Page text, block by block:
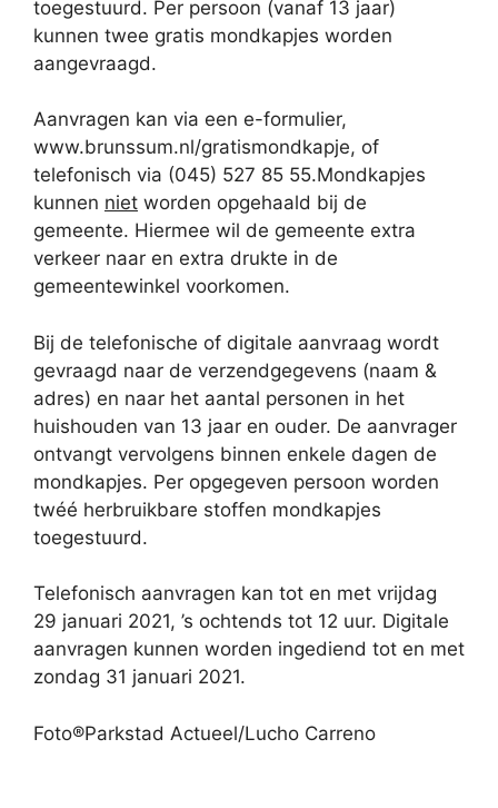
toegestuurd. Per persoon (vanaf 13 jaar)
kunnen twee gratis mondkapjes worden
aangevraagd.
Aanvragen kan via een e-formulier,
www.brunssum.nl/gratismondkapje, of
telefonisch via (045) 527 85 55.Mondkapjes
kunnen niet worden opgehaald bij de
gemeente. Hiermee wil de gemeente extra
verkeer naar en extra drukte in de
gemeentewinkel voorkomen.
Bij de telefonische of digitale aanvraag wordt
gevraagd naar de verzendgegevens (naam &
adres) en naar het aantal personen in het
huishouden van 13 jaar en ouder. De aanvrager
ontvangt vervolgens binnen enkele dagen de
mondkapjes. Per opgegeven persoon worden
twéé herbruikbare stoffen mondkapjes
toegestuurd.
Telefonisch aanvragen kan tot en met vrijdag
29 januari 2021, ’s ochtends tot 12 uur. Digitale
aanvragen kunnen worden ingediend tot en met
zondag 31 januari 2021.
Foto®Parkstad Actueel/Lucho Carreno